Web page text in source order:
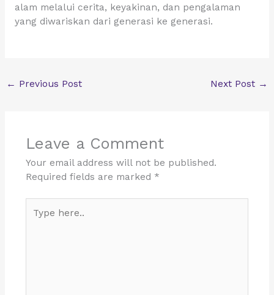
alam melalui cerita, keyakinan, dan pengalaman
yang diwariskan dari generasi ke generasi.
← Previous Post Next Post →
Leave a Comment
Your email address will not be published.
Required fields are marked *
here..